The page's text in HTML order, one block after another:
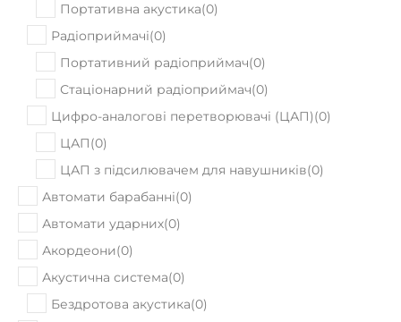
Портативна акустика(0)
Радіоприймачі(0)
Портативний радіоприймач(0)
Стаціонарний радіоприймач(0)
Цифро-аналогові перетворювачі (ЦАП)(0)
ЦАП(0)
ЦАП з підсилювачем для навушників(0)
Автомати барабанні(0)
Автомати ударних(0)
Акордеони(0)
Акустична система(0)
Бездротова акустика(0)